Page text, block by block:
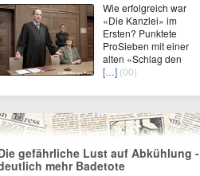
Wie erfolgreich war
«Die Kanzlei» im
Ersten? Punktete
ProSieben mit einer
alten «Schlag den
[…] (00)
gefährliche Lust auf Abkühlung -
mehr Badetote